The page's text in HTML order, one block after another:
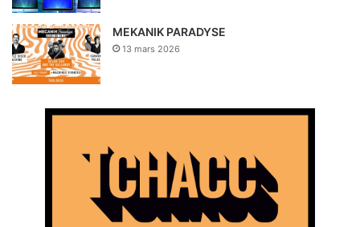
MEKANIK PARADYSE
13 mars 2026